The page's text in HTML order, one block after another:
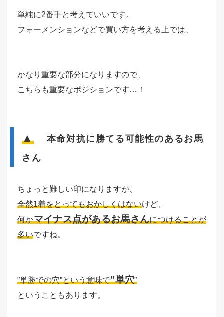
単純に2番手と考えていいです。
フォーメンションなどで買い方を考える上では、
かなり重要な部分になりますので、
こちらも重要なポジションです…！
▲本命対抗に勝てる可能性のあるお馬
さん
ちょっと難しい印になりますが、
全然1着をとってもおかしくはないけど、
何かマイナス点があるお馬さんにつけることが
多いですね。
”単勝での穴”という意味で”単穴”
ということもあります。